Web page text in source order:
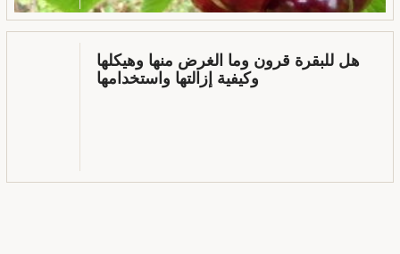
هل للبقرة قرون وما الغرض منها وهيكلها
وكيفية إزالتها واستخدامها